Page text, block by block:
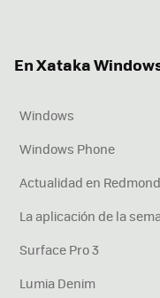
En Xataka
Windows
Windows Phone
Actualidad en Redmond
La aplicación de la
Surface Pro 3
Lumia Denim